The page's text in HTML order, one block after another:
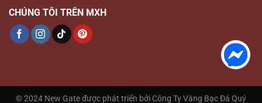
CHÚNG TÔI TRÊN MXH
© 2024 New Gate được phát triển bởi Công Ty Vàng Bạc Đá Quý